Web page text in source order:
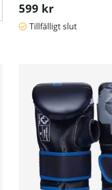
599 kr
Tillfälligt slut